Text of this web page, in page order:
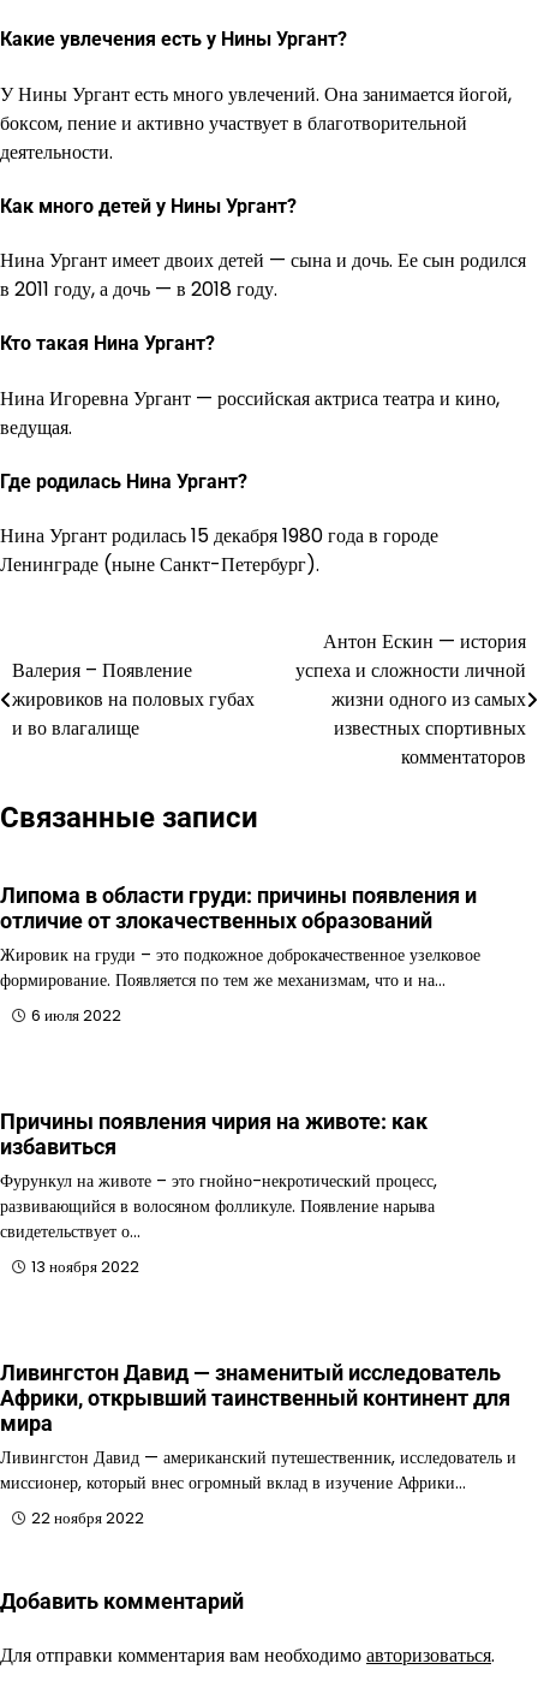
Какие увлечения есть у Нины Ургант?
У Нины Ургант есть много увлечений. Она занимается йогой,
боксом, пение и активно участвует в благотворительной
деятельности.
Как много детей у Нины Ургант?
Нина Ургант имеет двоих детей — сына и дочь. Ее сын родился
в 2011 году, а дочь — в 2018 году.
Кто такая Нина Ургант?
Нина Игоревна Ургант — российская актриса театра и кино,
ведущая.
Где родилась Нина Ургант?
Нина Ургант родилась 15 декабря 1980 года в городе
Ленинграде (ныне Санкт-Петербург).
по
записям
Валерия – Появление
жировиков на половых губах
и во влагалище
Антон Ескин — история
успеха и сложности личной
жизни одного из самых
известных спортивных
комментаторов
Связанные записи
Липома в области груди: причины появления и
отличие от злокачественных образований
Жировик на груди – это подкожное доброкачественное узелковое
формирование. Появляется по тем же механизмам, что и на…
6 июля 2022
Причины появления чирия на животе: как
избавиться
Фурункул на животе – это гнойно-некротический процесс,
развивающийся в волосяном фолликуле. Появление нарыва
свидетельствует о…
13 ноября 2022
Ливингстон Давид — знаменитый исследователь
Африки, открывший таинственный континент для
мира
Ливингстон Давид — американский путешественник, исследователь и
миссионер, который внес огромный вклад в изучение Африки…
22 ноября 2022
Добавить комментарий
Для отправки комментария вам необходимоавторизоваться.